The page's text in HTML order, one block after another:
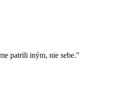
patrili iným, nie sebe."